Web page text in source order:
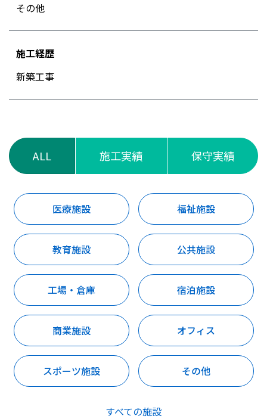
その他
施工経歴
新築工事
ALL 施工実績 保守実績
医療施設 福祉施設
教育施設 公共施設
工場・倉庫 宿泊施設
商業施設 オフィス
スポーツ施設 その他
すべての施設